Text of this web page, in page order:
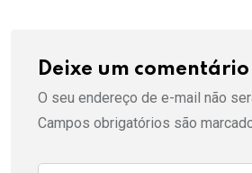
Deixe um comentário
O seu endereço de e-mail não
Campos obrigatórios são